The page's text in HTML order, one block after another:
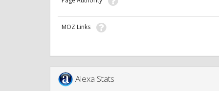
MOZ Links
Alexa Stats